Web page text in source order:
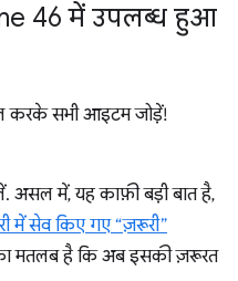
46 में उपलब्ध हुआ
करके सभी आइटम जोड़ें!
असल में, यह काफ़ी बड़ी बात है,
में सेव किए गए “ज़रूरी”
मतलब है कि अब इसकी ज़रूरत